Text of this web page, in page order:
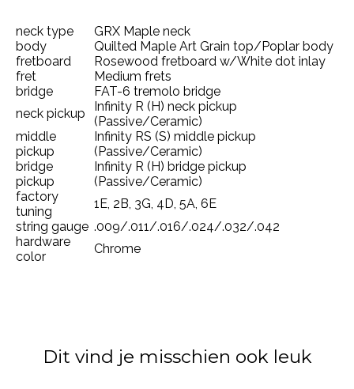
neck type
GRX Maple neck
body
Quilted Maple Art Grain top/Poplar body
fretboard
Rosewood fretboard w/White dot inlay
fret
Medium frets
bridge
FAT-6 tremolo bridge
neck pickup
Infinity R (H) neck pickup
(Passive/Ceramic)
middle
pickup
Infinity RS (S) middle pickup
(Passive/Ceramic)
bridge
pickup
Infinity R (H) bridge pickup
(Passive/Ceramic)
factory
tuning
1E, 2B, 3G, 4D, 5A, 6E
string gauge .009/.011/.016/.024/.032/.042
hardware
color
Chrome
Dit vind je misschien ook leuk